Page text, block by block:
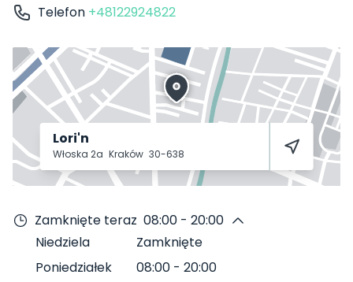
Telefon +48122924822
Lori'n
Włoska 2a Kraków 30-638
Zamknięte teraz 08:00 - 20:00
Niedziela
Zamknięte
Poniedziałek
08:00 - 20:00